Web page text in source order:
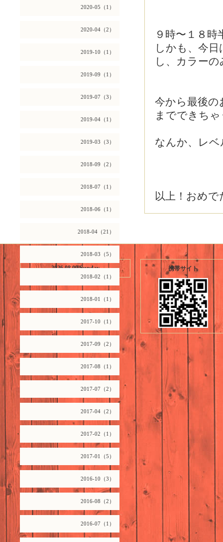
2020-05（1）
2020-04（2）
2019-10（1）
2019-09（1）
2019-07（3）
2019-04（1）
2019-03（3）
2018-09（2）
2018-07（1）
2018-06（1）
2018-04（21）
2018-03（5）
2018-02（1）
2018-01（1）
2017-10（1）
2017-09（2）
2017-08（1）
2017-07（2）
2017-04（2）
2017-02（1）
2017-01（5）
2016-10（3）
2016-08（2）
2016-07（1）
９時〜１８
しかも、今
し、カラー
今から最後の
までできち
なんか、レ
以上！おめ
2026.08.09 Sunday 携帯サイト